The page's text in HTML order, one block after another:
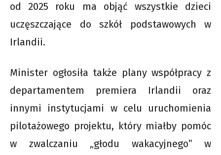
od 2025 roku ma objąć wszystkie dzieci
uczęszczające do szkół podstawowych w
Irlandii.
Minister ogłosiła także plany współpracy z
departamentem premiera Irlandii oraz
innymi instytucjami w celu uruchomienia
pilotażowego projektu, który miałby pomóc
w zwalczaniu „głodu wakacyjnego” w